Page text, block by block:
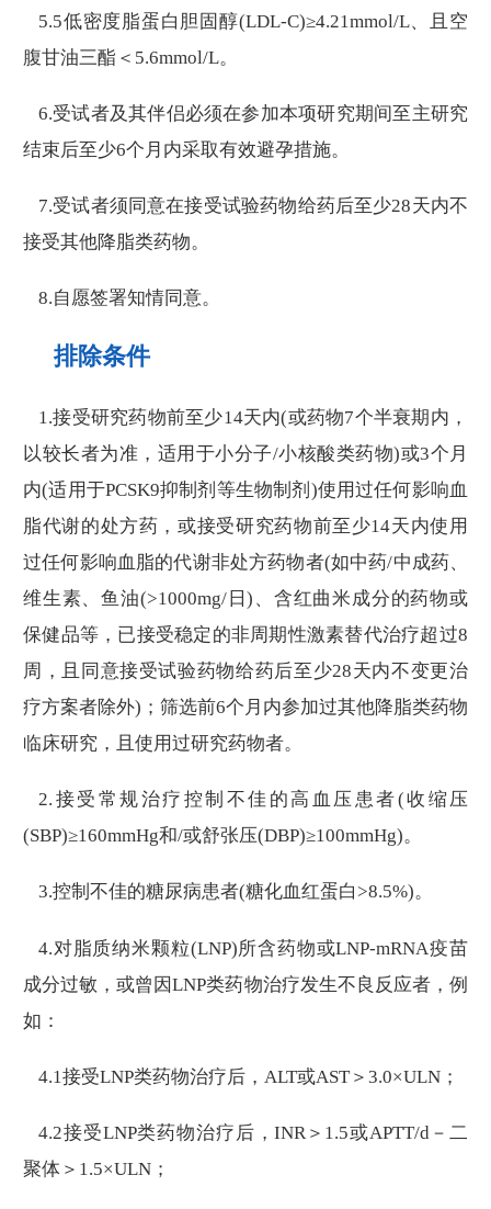
5.5低密度脂蛋白胆固醇(LDL-C)≥4.21mmol/L、且空
腹甘油三酯＜5.6mmol/L。
6.受试者及其伴侣必须在参加本项研究期间至主研究
结束后至少6个月内采取有效避孕措施。
7.受试者须同意在接受试验药物给药后至少28天内不
接受其他降脂类药物。
8.自愿签署知情同意。
排除条件
1.接受研究药物前至少14天内(或药物7个半衰期内，
以较长者为准，适用于小分子/小核酸类药物)或3个月
内(适用于PCSK9抑制剂等生物制剂)使用过任何影响血
脂代谢的处方药，或接受研究药物前至少14天内使用
过任何影响血脂的代谢非处方药物者(如中药/中成药、
维生素、鱼油(>1000mg/日)、含红曲米成分的药物或
保健品等，已接受稳定的非周期性激素替代治疗超过8
周，且同意接受试验药物给药后至少28天内不变更治
疗方案者除外)；筛选前6个月内参加过其他降脂类药物
临床研究，且使用过研究药物者。
2.接受常规治疗控制不佳的高血压患者(收缩压
(SBP)≥160mmHg和/或舒张压(DBP)≥100mmHg)。
3.控制不佳的糖尿病患者(糖化血红蛋白>8.5%)。
4.对脂质纳米颗粒(LNP)所含药物或LNP-mRNA疫苗
成分过敏，或曾因LNP类药物治疗发生不良反应者，例
如：
4.1接受LNP类药物治疗后，ALT或AST＞3.0×ULN；
4.2接受LNP类药物治疗后，INR＞1.5或APTT/d－二
聚体＞1.5×ULN；